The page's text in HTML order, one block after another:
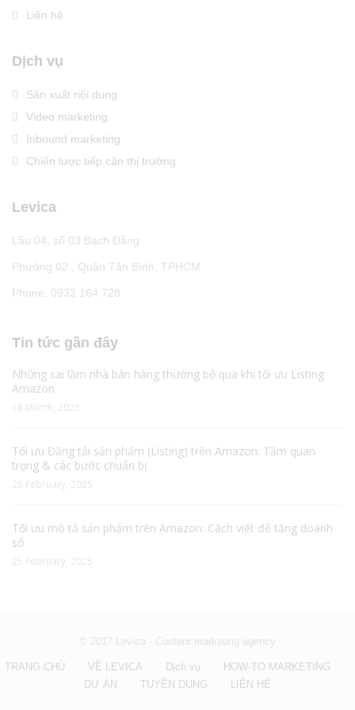
Liên hệ
Dịch vụ
Sản xuất nội dung
Video marketing
Inbound marketing
Chiến lược tiếp cận thị trường
Levica
Lầu 04, số 03 Bạch Đằng
Phường 02 , Quận Tân Bình, TPHCM
Phone: 0932 164 728
Tin tức gần đây
Những sai lầm nhà bán hàng thường bỏ qua khi tối ưu Listing
Amazon
18 March, 2025
Tối ưu Đăng tải sản phẩm (Listing) trên Amazon: Tầm quan
trọng & các bước chuẩn bị
26 February, 2025
Tối ưu mô tả sản phẩm trên Amazon: Cách viết để tăng doanh
số
25 February, 2025
© 2017 Levica - Content marketing agency
TRANG CHỦ VỀ LEVICA Dịch vụ
HOW-TO MARKETING
DỰ ÁN
TUYỂN DỤNG LIÊN HỆ